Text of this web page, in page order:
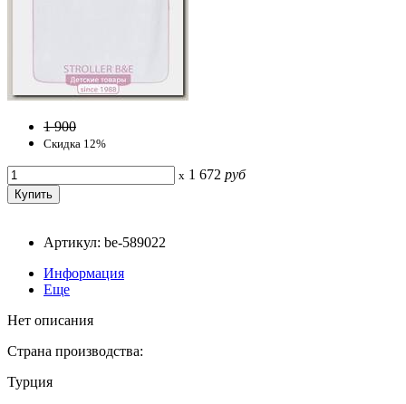
1 900
Скидка 12%
x 1 672 руб
Артикул: be-589022
Информация
Еще
Нет описания
Страна производства:
Турция